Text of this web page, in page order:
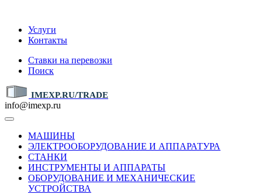
Услуги
Контакты
Ставки на перевозки
Поиск
IMEXP.RU/TRADE
info@imexp.ru
МАШИНЫ
ЭЛЕКТРООБОРУДОВАНИЕ И АППАРАТУРА
СТАНКИ
ИНСТРУМЕНТЫ И АППАРАТЫ
ОБОРУДОВАНИЕ И МЕХАНИЧЕСКИЕ
УСТРОЙСТВА